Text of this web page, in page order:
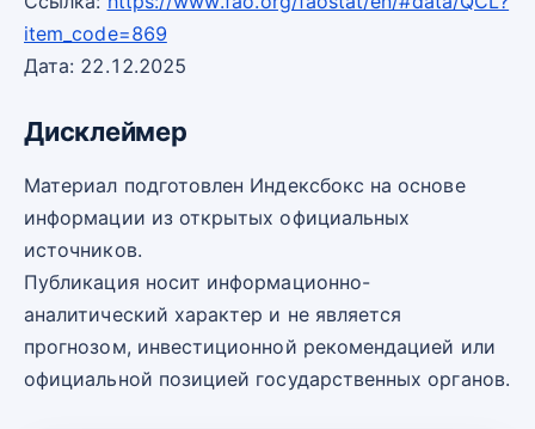
item_code=869
Дата: 22.12.2025
Дисклеймер
Материал подготовлен Индексбокс на основе
информации из открытых официальных
источников.
Публикация носит информационно-
аналитический характер и не является
прогнозом, инвестиционной рекомендацией или
официальной позицией государственных органов.